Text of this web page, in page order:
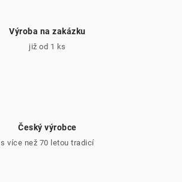
Výroba na zakázku
již od 1 ks
Český výrobce
s více než 70 letou tradicí